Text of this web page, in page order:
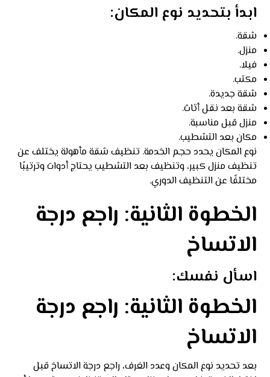
ابدأ بتحديد نوع المكان:
شقة.
منزل.
فيلا.
مكتب.
شقة جديدة.
شقة بعد نقل أثاث.
منزل قبل مناسبة.
مكان بعد التشطيب.
نوع المكان يحدد حجم الخدمة. تنظيف شقة مأهولة يختلف عن
تنظيف منزل كبير، وتنظيف بعد التشطيب يحتاج أدوات وترتيبًا
مختلفًا عن التنظيف الدوري.
الخطوة الثانية: راجع درجة
الاتساخ
اسأل نفسك:
الخطوة الثانية: راجع درجة
الاتساخ
بعد تحديد نوع المكان وعدد الغرف، راجع درجة الاتساخ قبل